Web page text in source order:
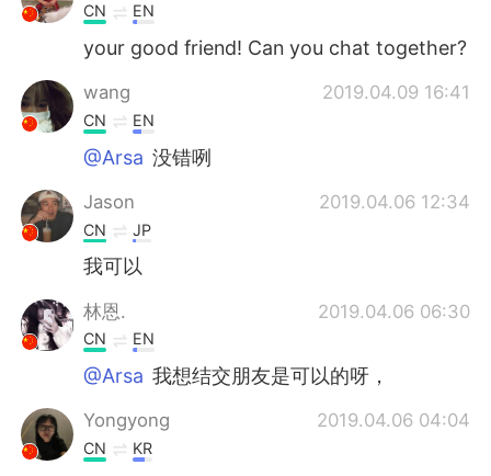
CN EN
your good friend! Can you chat together?
wang 2019.04.09 16:41
CN EN
@Arsa 没错咧
Jason 2019.04.06 12:34
CN JP
我可以
林恩. 2019.04.06 06:30
CN EN
@Arsa 我想结交朋友是可以的呀，
Yongyong 2019.04.06 04:04
CN KR